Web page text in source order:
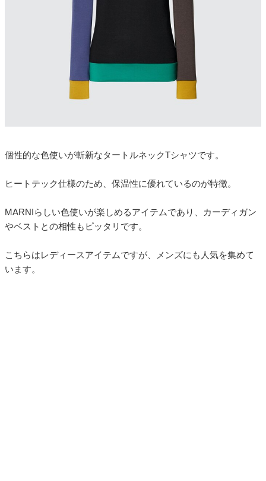
個性的な色使いが斬新なタートルネックTシャツです。
ヒートテック仕様のため、保温性に優れているのが特徴。
MARNIらしい色使いが楽しめるアイテムであり、カーディガン
やベストとの相性もピッタリです。
こちらはレディースアイテムですが、メンズにも人気を集めて
います。